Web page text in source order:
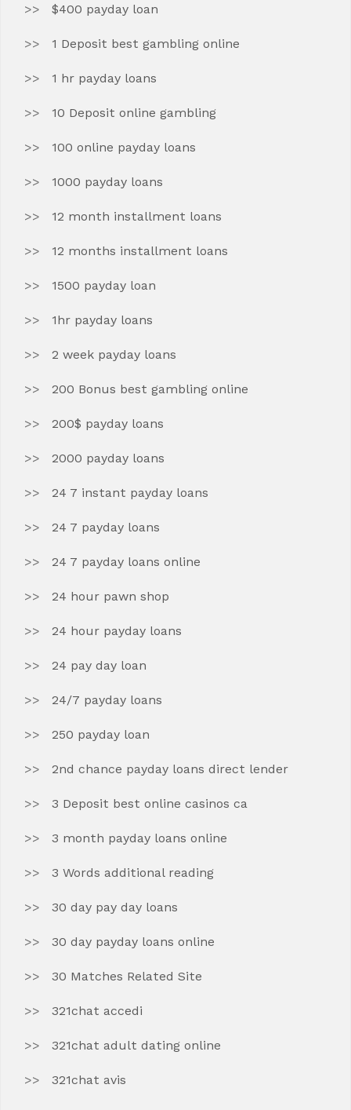
$400 payday loan
1 Deposit best gambling online
1 hr payday loans
10 Deposit online gambling
100 online payday loans
1000 payday loans
12 month installment loans
12 months installment loans
1500 payday loan
1hr payday loans
2 week payday loans
200 Bonus best gambling online
200$ payday loans
2000 payday loans
24 7 instant payday loans
24 7 payday loans
24 7 payday loans online
24 hour pawn shop
24 hour payday loans
24 pay day loan
24/7 payday loans
250 payday loan
2nd chance payday loans direct lender
3 Deposit best online casinos ca
3 month payday loans online
3 Words additional reading
30 day pay day loans
30 day payday loans online
30 Matches Related Site
321chat accedi
321chat adult dating online
321chat avis